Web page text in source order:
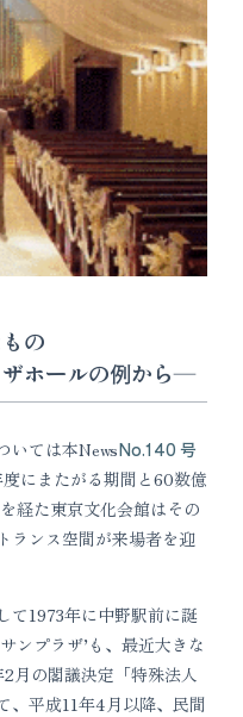
の
ホールの例から―
いては本NewsNo.140 号
にまたがる期間と60数億
経た東京文化会館はその
ランス空間が来場者を迎
て1973年に中野駅前に誕
ンプラザ’も、最近大きな
月の閣議決定「特殊法人
、平成11年4月以降、民間